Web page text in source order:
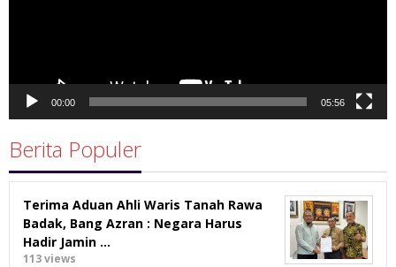
00:00 05:56
Berita Populer
Terima Aduan Ahli Waris Tanah Rawa
Badak, Bang Azran : Negara Harus
Hadir Jamin …
113 views